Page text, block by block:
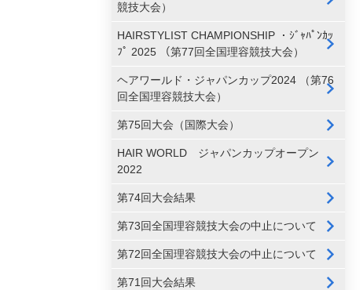
競技大会）
HAIRSTYLIST CHAMPIONSHIP ・ｼﾞｬﾊﾟﾝｶｯ
ﾌﾟ 2025 （第77回全国理容競技大会）
ヘアワールド・ジャパンカップ2024 （第76
回全国理容競技大会）
第75回大会（国際大会）
HAIR WORLD ジャパンカップオープン
2022
第74回大会結果
第73回全国理容競技大会の中止について
第72回全国理容競技大会の中止について
第71回大会結果